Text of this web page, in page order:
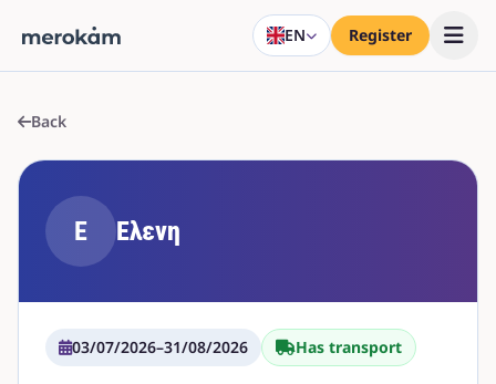
EN Register
Back
Ε Ελενη
03/07/2026–31/08/2026 Has transport